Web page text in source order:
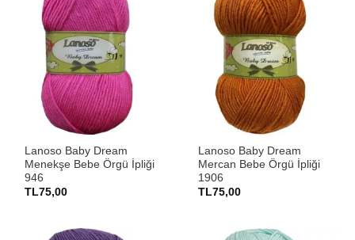
Lanoso Baby Dream
Menekşe Bebe Örgü İpliği
946
TL75,00
Lanoso Baby Dream
Mercan Bebe Örgü İpliği
1906
TL75,00